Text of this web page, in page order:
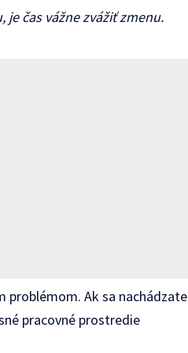
je čas vážne zvážiť zmenu.
problémom. Ak sa nachádzate
pracovné prostredie